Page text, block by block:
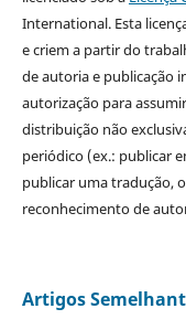
International. Esta
e criem a partir do
de autoria e publicação
autorização para
distribuição não
periódico (ex.: publicar
publicar uma tradução,
reconhecimento de
Artigos